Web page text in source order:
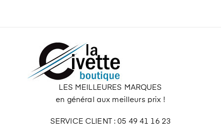
LES MEILLEURES MARQUES
en général aux meilleurs prix !
SERVICE CLIENT : 05 49 41 16 23